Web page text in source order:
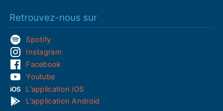
Retrouvez-nous sur
Spotify
Instagram
Facebook
Youtube
L'application iOS
L'application Android